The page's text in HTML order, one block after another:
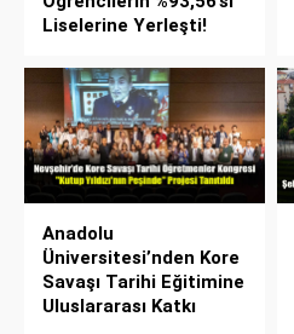
Liselerine Yerleşti!
Anadolu
Üniversitesi’nden Kore
Savaşı Tarihi Eğitimine
Uluslararası Katkı